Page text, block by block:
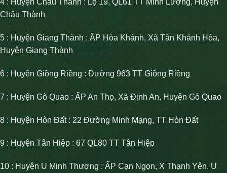
4 : Huyện Châu Thành : Lộ 19, QL61 TT Minh Lương, Huyện
Châu Thành
5 : Huyện Giang Thành : ẤP Hòa Khánh, Xã Tân Khánh Hòa,
Huyện Giang Thành
6 : Huyện Giồng Riềng : Đường 963 TT Giồng Riềng
7 : Huyện Gò Quao : ẤP An Thọ, Xã Định An, Huyện Gò Quao
8 : Huyện Hòn Đất : 22 Đường Minh Mạng, TT Hòn Đất
9 : Huyện Tân Hiệp : 67 QL80 TT Tân Hiệp
10 : Huyện U Minh Thượng : ẤP Cạn Ngọn, X Thạnh Yên, U